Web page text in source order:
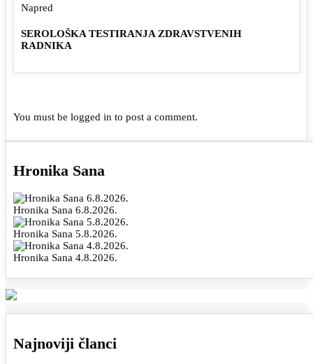
Napred
SEROLOŠKA TESTIRANJA ZDRAVSTVENIH
RADNIKA
You must be logged in to post a comment.
Hronika Sana
Hronika Sana 6.8.2026.
Hronika Sana 5.8.2026.
Hronika Sana 4.8.2026.
Najnoviji članci